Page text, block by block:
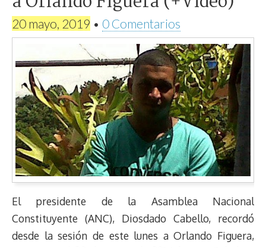
20 mayo, 2019 • 0 Comentarios
El presidente de la Asamblea Nacional
Constituyente (ANC), Diosdado Cabello, recordó
desde la sesión de este lunes a Orlando Figuera,